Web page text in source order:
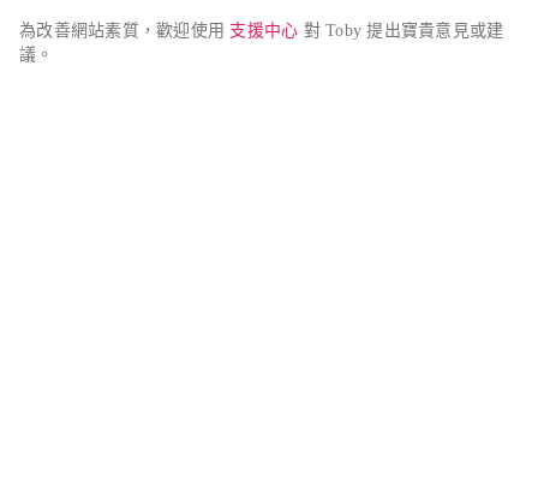
為改善網站素質，歡迎使用 支援中心 對 Toby 提出寶貴意見或建
議。